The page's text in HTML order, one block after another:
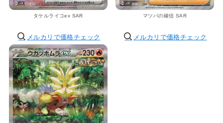
タケルライコex SAR
メルカリで価格チェック
マツバの確信 SAR
メルカリで価格チェック